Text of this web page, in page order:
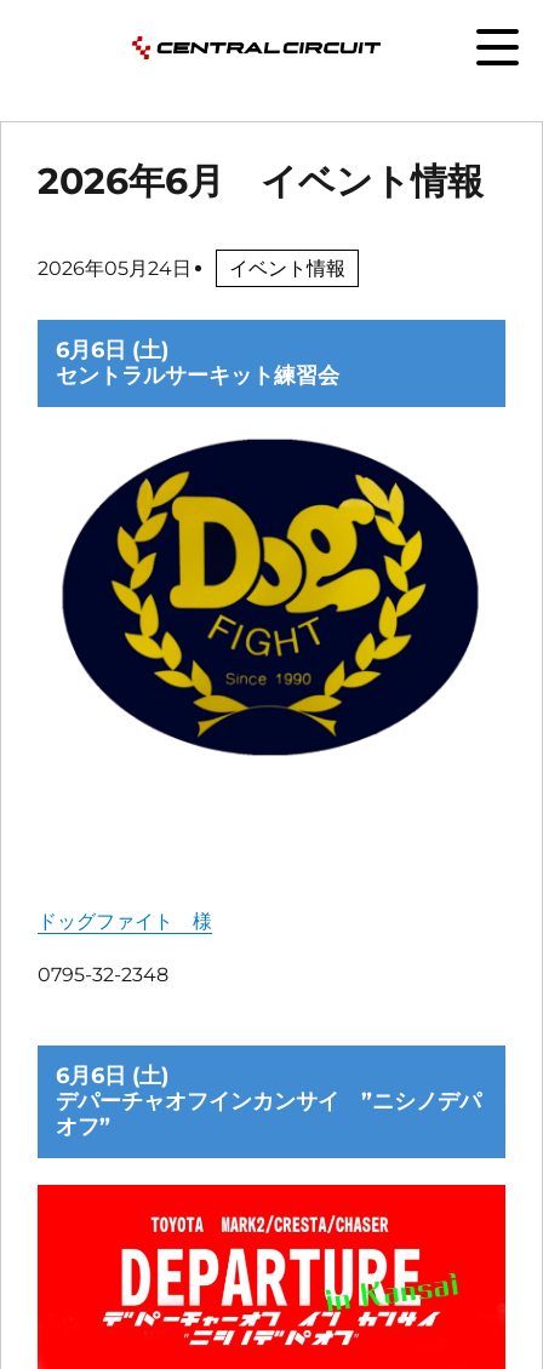
2026年6月 イベント情報
2026年05月24日 イベント情報
6月6日 (土)
セントラルサーキット練習会
ドッグファイト 様
0795-32-2348
6月6日 (土)
デパーチャオフインカンサイ ”ニシノデパ
オフ”